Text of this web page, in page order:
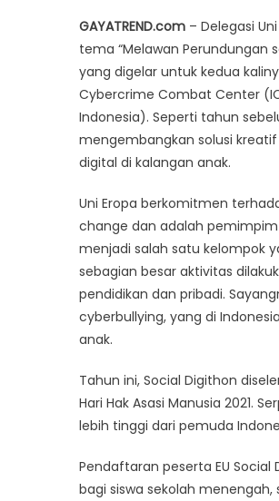
GAYATREND.com – Delegasi
tema “Melawan Perundungan
yang digelar untuk kedua
Cybercrime Combat Center
Indonesia). Seperti tahun
mengembangkan solusi
digital di kalangan anak.
Uni Eropa berkomitmen
change dan adalah
menjadi salah satu kelompok
sebagian besar aktivitas
pendidikan dan pribadi.
cyberbullying, yang di
anak.
Tahun ini, Social Digithon
Hari Hak Asasi Manusia 2021.
lebih tinggi dari pemuda
Pendaftaran peserta EU Social
bagi siswa sekolah